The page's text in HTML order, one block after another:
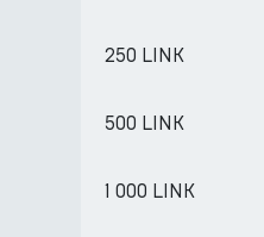
250 LINK
500 LINK
1 000 LINK